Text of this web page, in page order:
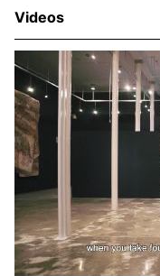
Videos